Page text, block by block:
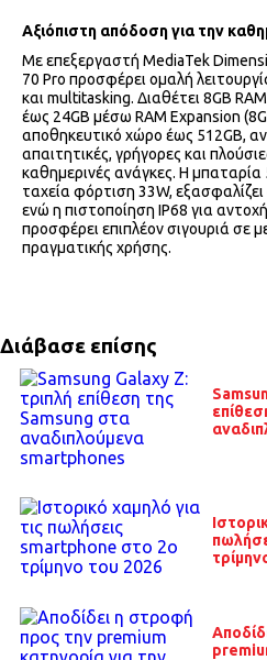
Αξιόπιστη απόδοση για την
Με επεξεργαστή MediaTek
70 Pro προσφέρει ομαλή
και multitasking. Διαθέτει 8GB
έως 24GB μέσω RAM Expansion
αποθηκευτικό χώρο έως 512GB,
απαιτητικές, γρήγορες και
καθημερινές ανάγκες. Η
ταχεία φόρτιση 33W,
ενώ η πιστοποίηση IP68 για
προσφέρει επιπλέον σιγουριά σε
πραγματικής χρήσης.
Διάβασε επίσης